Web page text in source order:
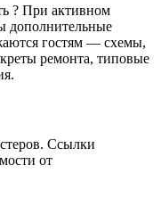
? При активном
дополнительные
гостям — схемы,
ремонта, типовые
Ссылки
от